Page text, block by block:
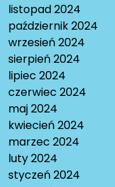
listopad 2024
październik 2024
wrzesień 2024
sierpień 2024
lipiec 2024
czerwiec 2024
maj 2024
kwiecień 2024
marzec 2024
luty 2024
styczeń 2024